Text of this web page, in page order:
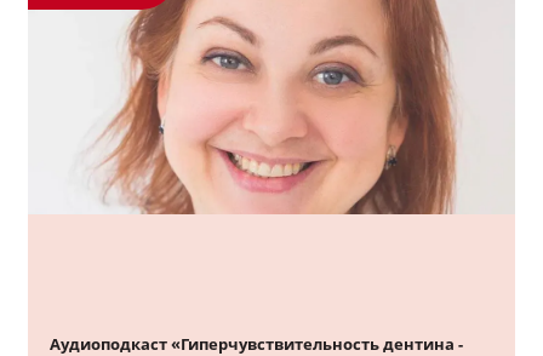
Аудиоподкаст «Гиперчувствительность дентина -